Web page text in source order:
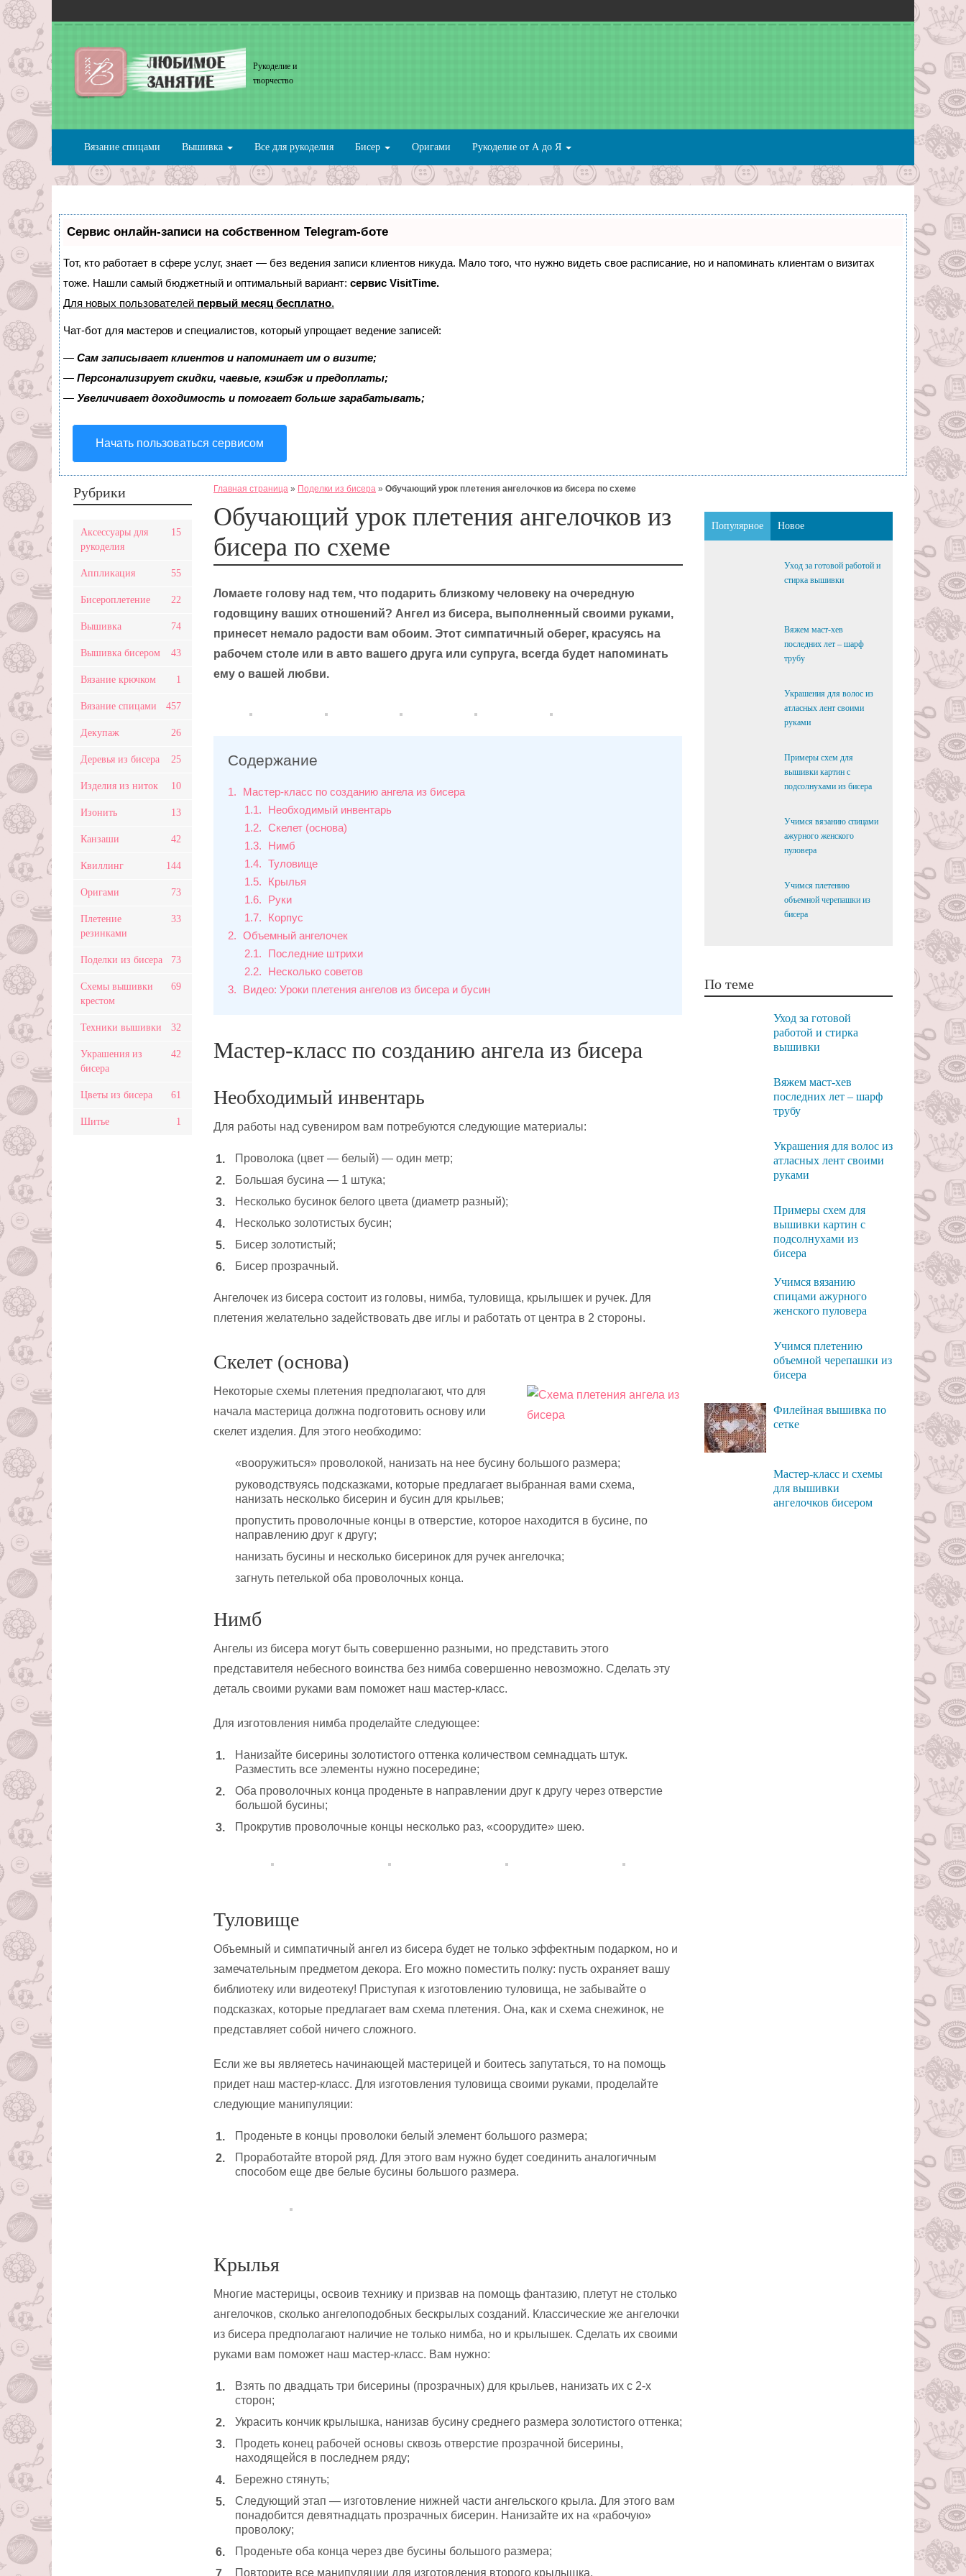
Рукоделие и
творчество
Вязание спицами Вышивка Все для рукоделия Бисер Оригами Рукоделие от А до Я
Сервис онлайн-записи на собственном Telegram-боте
Тот, кто работает в сфере услуг, знает — без ведения записи клиентов никуда. Мало того, что нужно видеть свое расписание, но и напоминать клиентам о визитах
тоже. Нашли самый бюджетный и оптимальный вариант: сервис VisitTime.
Для новых пользователей первый месяц бесплатно.
Чат-бот для мастеров и специалистов, который упрощает ведение записей:
— Сам записывает клиентов и напоминает им о визите;
— Персонализирует скидки, чаевые, кэшбэк и предоплаты;
— Увеличивает доходимость и помогает больше зарабатывать;
Начать пользоваться сервисом
Главная страница » Поделки из бисера » Обучающий урок плетения ангелочков из бисера по схеме
Обучающий урок плетения ангелочков из
бисера по схеме
Ломаете голову над тем, что подарить близкому человеку на очередную
годовщину ваших отношений? Ангел из бисера, выполненный своими руками,
принесет немало радости вам обоим. Этот симпатичный оберег, красуясь на
рабочем столе или в авто вашего друга или супруга, всегда будет напоминать
ему о вашей любви.
Содержание
1
Мастер-класс по созданию ангела из бисера
1.1
Необходимый инвентарь
1.2
Скелет (основа)
1.3
Нимб
1.4
Туловище
1.5
Крылья
1.6
Руки
1.7
Корпус
2
Объемный ангелочек
2.1
Последние штрихи
2.2
Несколько советов
3
Видео: Уроки плетения ангелов из бисера и бусин
Мастер-класс по созданию ангела из бисера
Необходимый инвентарь
Для работы над сувениром вам потребуются следующие материалы:
Проволока (цвет — белый) — один метр;
Большая бусина — 1 штука;
Несколько бусинок белого цвета (диаметр разный);
Несколько золотистых бусин;
Бисер золотистый;
Бисер прозрачный.
Ангелочек из бисера состоит из головы, нимба, туловища, крылышек и ручек. Для
плетения желательно задействовать две иглы и работать от центра в 2 стороны.
Скелет (основа)
Некоторые схемы плетения предполагают, что для
начала мастерица должна подготовить основу или
скелет изделия. Для этого необходимо:
«вооружиться» проволокой, нанизать на нее бусину большого размера;
руководствуясь подсказками, которые предлагает выбранная вами схема,
нанизать несколько бисерин и бусин для крыльев;
пропустить проволочные концы в отверстие, которое находится в бусине, по
направлению друг к другу;
нанизать бусины и несколько бисеринок для ручек ангелочка;
загнуть петелькой оба проволочных конца.
Нимб
Ангелы из бисера могут быть совершенно разными, но представить этого
представителя небесного воинства без нимба совершенно невозможно. Сделать эту
деталь своими руками вам поможет наш мастер-класс.
Для изготовления нимба проделайте следующее:
Нанизайте бисерины золотистого оттенка количеством семнадцать штук.
Разместить все элементы нужно посередине;
Оба проволочных конца проденьте в направлении друг к другу через отверстие
большой бусины;
Прокрутив проволочные концы несколько раз, «соорудите» шею.
Туловище
Объемный и симпатичный ангел из бисера будет не только эффектным подарком, но и
замечательным предметом декора. Его можно поместить полку: пусть охраняет вашу
библиотеку или видеотеку! Приступая к изготовлению туловища, не забывайте о
подсказках, которые предлагает вам схема плетения. Она, как и схема снежинок, не
представляет собой ничего сложного.
Если же вы являетесь начинающей мастерицей и боитесь запутаться, то на помощь
придет наш мастер-класс. Для изготовления туловища своими руками, проделайте
следующие манипуляции:
Проденьте в концы проволоки белый элемент большого размера;
Проработайте второй ряд. Для этого вам нужно будет соединить аналогичным
способом еще две белые бусины большого размера.
Крылья
Многие мастерицы, освоив технику и призвав на помощь фантазию, плетут не столько
ангелочков, сколько ангелоподобных бескрылых созданий. Классические же ангелочки
из бисера предполагают наличие не только нимба, но и крылышек. Сделать их своими
руками вам поможет наш мастер-класс. Вам нужно:
Взять по двадцать три бисерины (прозрачных) для крыльев, нанизать их с 2-х
сторон;
Украсить кончик крылышка, нанизав бусину среднего размера золотистого оттенка;
Продеть конец рабочей основы сквозь отверстие прозрачной бисерины,
находящейся в последнем ряду;
Бережно стянуть;
Следующий этап — изготовление нижней части ангельского крыла. Для этого вам
понадобится девятнадцать прозрачных бисерин. Нанизайте их на «рабочую»
проволоку;
Проденьте оба конца через две бусины большого размера;
Повторите все манипуляции для изготовления второго крылышка.
Популярное Новое
Уход за готовой работой и
стирка вышивки
Вяжем маст-хев
последних лет – шарф
трубу
Украшения для волос из
атласных лент своими
руками
Примеры схем для
вышивки картин с
подсолнухами из бисера
Учимся вязанию спицами
ажурного женского
пуловера
Учимся плетению
объемной черепашки из
бисера
По теме
Уход за готовой
работой и стирка
вышивки
Вяжем маст-хев
последних лет – шарф
трубу
Украшения для волос из
атласных лент своими
руками
Примеры схем для
вышивки картин с
подсолнухами из
бисера
Учимся вязанию
спицами ажурного
женского пуловера
Учимся плетению
объемной черепашки из
бисера
Филейная вышивка по
сетке
Мастер-класс и схемы
для вышивки
ангелочков бисером
Рубрики
Аксессуары для
рукоделия
15
Аппликация 55
Бисероплетение 22
Вышивка 74
Вышивка бисером 43
Вязание крючком 1
Вязание спицами 457
Декупаж 26
Деревья из бисера 25
Изделия из ниток 10
Изонить 13
Канзаши 42
Квиллинг 144
Оригами 73
Плетение
резинками
33
Поделки из бисера 73
Схемы вышивки
крестом
69
Техники вышивки 32
Украшения из
бисера
42
Цветы из бисера 61
Шитье 1